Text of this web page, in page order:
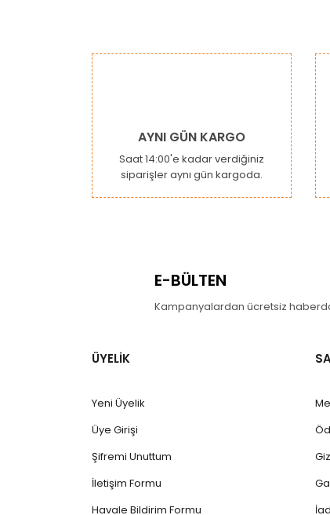
Ürün resmi kalitesiz, bozuk veya
Ürün açıklamasında eksik bilgiler bulunuyor.
Ürün bilgilerinde hatalar bulunuyor.
Ürün fiyatı diğer sitelerden daha pahalı.
Bu ürüne benzer farklı alternatifler olmalı.
AYNI GÜN KARGO
Saat 14:00'e kadar verdiğiniz
siparişler aynı gün kargoda.
E-BÜLTEN
Kampanyalardan ücretsiz
ÜYELİK
Yeni Üyelik
Üye Girişi
Şifremi Unuttum
İletişim Formu
Havale Bildirim Formu